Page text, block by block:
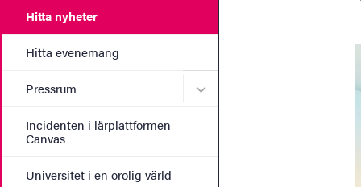
Hitta nyheter
Hitta evenemang
Pressrum Undermeny för Pressrum
Incidenten i lärplattformen
Canvas
Universitet i en orolig värld